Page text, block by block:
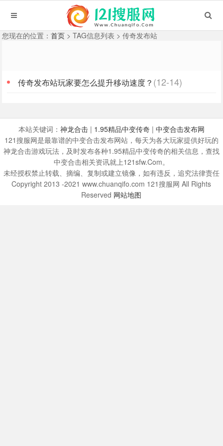
您现在的位置：首页 > TAG信息列表 > 传奇发布站
传奇发布站玩家要怎么提升移动速度？ (12-14)
本站关键词： 神龙合击| 1.95精品中变传奇| 中变合击发布网
121搜服网是最靠谱的中变合击发布网站，每天为各大玩家提供好玩的
神龙合击游戏玩法，及时发布各种1.95精品中变传奇的相关信息，查找
中变合击相关资讯就上121sfw.Com。
未经授权禁止转载、摘编、复制或建立镜像，如有违反，追究法律责任
Copyright 2013 -2021 www.chuanqifo.com 121搜服网 All Rights
Reserved 网站地图